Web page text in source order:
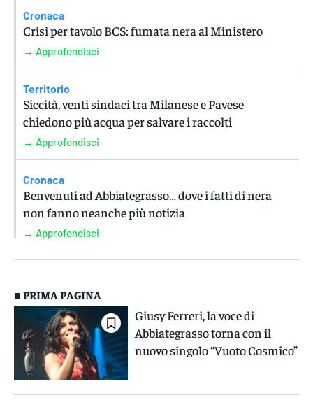
Cronaca
Crisi per tavolo BCS: fumata nera al Ministero
→ Approfondisci
Territorio
Siccità, venti sindaci tra Milanese e Pavese
chiedono più acqua per salvare i raccolti
→ Approfondisci
Cronaca
Benvenuti ad Abbiategrasso… dove i fatti di nera
non fanno neanche più notizia
→ Approfondisci
■ PRIMA PAGINA
Giusy Ferreri, la voce di
Abbiategrasso torna con il
nuovo singolo “Vuoto Cosmico”